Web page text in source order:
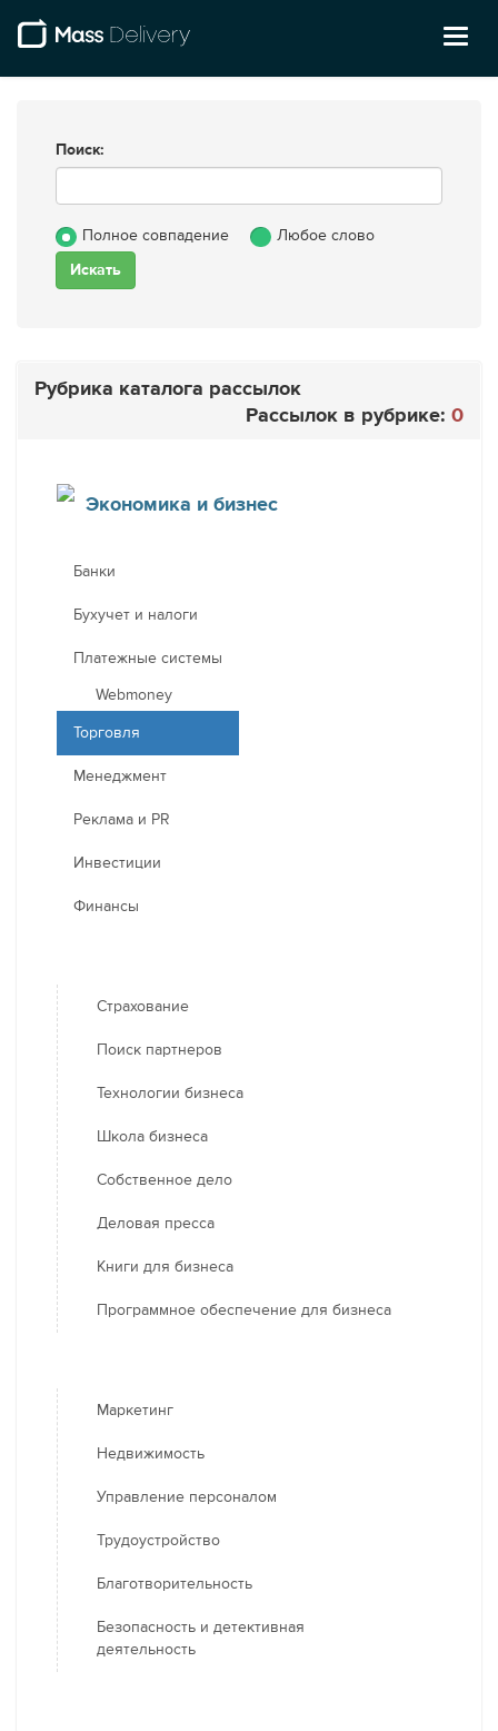
Поиск:
Полное совпадение Любое слово
Рубрика каталога рассылок
Рассылок в рубрике: 0
Экономика и бизнес
Банки
Бухучет и налоги
Платежные системы
Webmoney
Торговля
Менеджмент
Реклама и PR
Инвестиции
Финансы
Страхование
Поиск партнеров
Технологии бизнеса
Школа бизнеса
Собственное дело
Деловая пресса
Книги для бизнеса
Программное обеспечение для бизнеса
Маркетинг
Недвижимость
Управление персоналом
Трудоустройство
Благотворительность
Безопасность и детективная
деятельность